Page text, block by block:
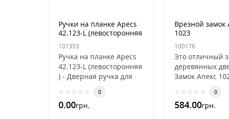
Ручки на планке Apecs
42.123-L (левосторонняя
) для замка Эльбор
101353
Ручка на планке Apecs
42.123-L (левосторонняя
) - Дверная ручка для
известных Украинскому
рынку зам..
0
0.00грн.
Врезной замок
1023
100176
Это отличный
деревянных
Замок Апекс
укомплектован :
комплекте идут
0
584.00грн.